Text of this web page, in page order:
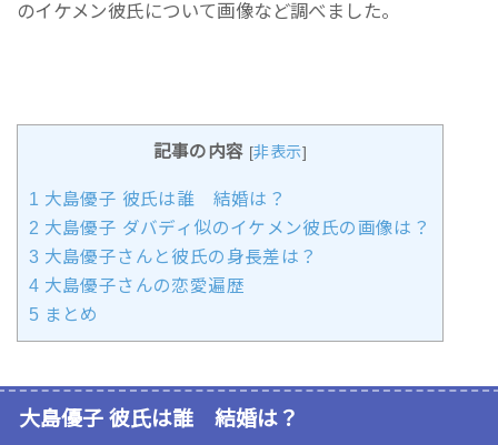
のイケメン彼氏について画像など調べました。
記事の内容 [非表示]
1 大島優子 彼氏は誰 結婚は？
2 大島優子 ダバディ似のイケメン彼氏の画像は？
3 大島優子さんと彼氏の身長差は？
4 大島優子さんの恋愛遍歴
5 まとめ
大島優子 彼氏は誰 結婚は？